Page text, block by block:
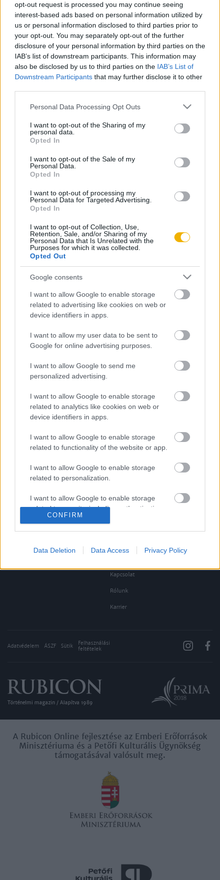
opt-out request is processed you may continue seeing
interest-based ads based on personal information utilized by
us or personal information disclosed to third parties prior to
your opt-out. You may separately opt-out of the further
disclosure of your personal information by third parties on the
IAB’s list of downstream participants. This information may
also be disclosed by us to third parties on the IAB’s List of
Downstream Participants that may further disclose it to other
Please note that this website/app uses one or more Google
not limited to your visit or usage behaviour. You may click to
grant or deny consent to Google and its third-party tags to
use your data for below specified purposes in below Google
consent section.
Personal Data Processing Opt Outs
I want to opt-out of the Sharing of my
personal data.
Opted In
I want to opt-out of the Sale of my
Personal Data.
Opted In
I want to opt-out of processing my
Personal Data for Targeted Advertising.
Opted In
I want to opt-out of Collection, Use,
Retention, Sale, and/or Sharing of my
Personal Data that Is Unrelated with the
Purposes for which it was collected.
Opted Out
Google consents
I want to allow Google to enable storage
related to advertising like cookies on web or
device identifiers in apps.
I want to allow my user data to be sent to
Google for online advertising purposes.
I want to allow Google to send me
personalized advertising.
I want to allow Google to enable storage
related to analytics like cookies on web or
device identifiers in apps.
I want to allow Google to enable storage
related to functionality of the website or app.
I want to allow Google to enable storage
related to personalization.
I want to allow Google to enable storage
related to security, including authentication
functionality and fraud prevention, and other
CONFIRM
Data Deletion Data Access Privacy Policy
A német királyok és császárok
Farkas Zoltán
II. Basileios
Nagy Balázs
Vitéz Boleszló
Nagy Balázs
Szent Adalbert
Sághy Marianne
A Francia Királyság megalapítása
Sághy Marianne
Szent Odilo
Szovák Kornél
A pápák az ezredfordulón
VISSZA AZ OLDAL TETEJÉRE
Oldalaink
Rubicon Mesterkurzus
Rubicon Intézet
Cikkek
Tananyagok
Kapcsolat
Rólunk
Karrier
Adatvédelem ÁSZF Sütik
Felhasználási
feltételek
Történelmi magazin / Alapítva 1989
A Rubicon Online fejlesztése az Emberi Erőforrások
Minisztériuma és a Petőfi Kulturális Ügynökség
támogatásával valósult meg.